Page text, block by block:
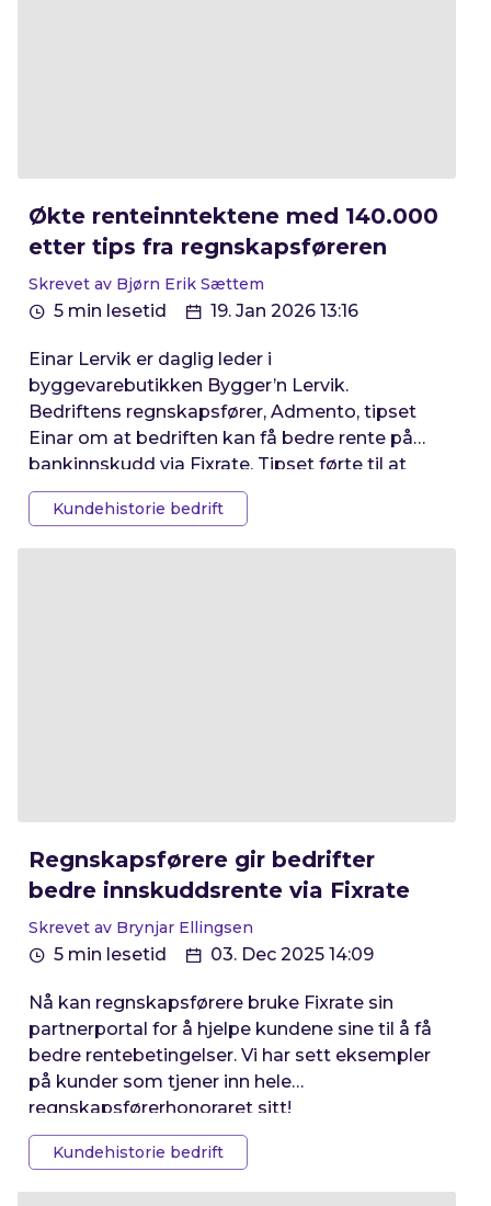
Økte renteinntektene med 140.000
etter tips fra regnskapsføreren
Skrevet av Bjørn Erik Sættem
5 min lesetid 19. Jan 2026 13:16
Einar Lervik er daglig leder i
byggevarebutikken Bygger’n Lervik.
Bedriftens regnskapsfører, Admento, tipset
Einar om at bedriften kan få bedre rente på
bankinnskudd via Fixrate. Tipset førte til at
bedriften har økt årlige renteinntekter med
140.000 kroner! – Veldig enkelt og lettjente
penger, kommenterer Einar.
Kundehistorie bedrift
Regnskapsførere gir bedrifter
bedre innskuddsrente via Fixrate
Skrevet av Brynjar Ellingsen
5 min lesetid 03. Dec 2025 14:09
Nå kan regnskapsførere bruke Fixrate sin
partnerportal for å hjelpe kundene sine til å få
bedre rentebetingelser. Vi har sett eksempler
på kunder som tjener inn hele
regnskapsførerhonoraret sitt!
Kundehistorie bedrift